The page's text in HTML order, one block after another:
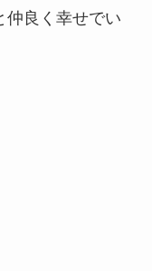
仲良く幸せでい